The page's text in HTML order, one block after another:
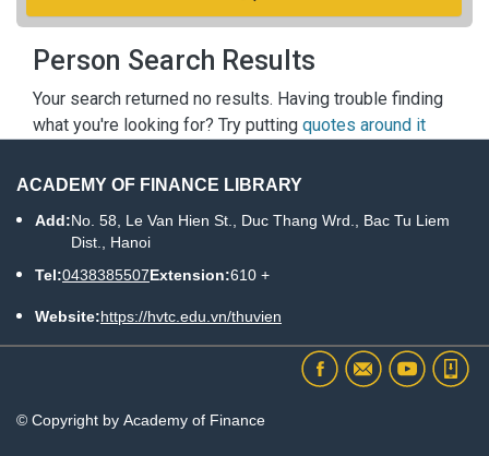
Person Search Results
Your search returned no results. Having trouble finding
what you're looking for? Try putting quotes around it
ACADEMY OF FINANCE LIBRARY
Add:No. 58, Le Van Hien St., Duc Thang Wrd., Bac Tu Liem
Dist., Hanoi
Tel:0438385507Extension:610 +
Website:https://hvtc.edu.vn/thuvien
© Copyright by Academy of Finance